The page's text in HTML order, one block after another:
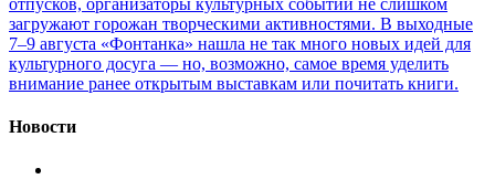
загружают горожан творческими активностями. В выходные
7–9 августа «Фонтанка» нашла не так много новых идей для
культурного досуга — но, возможно, самое время уделить
внимание ранее открытым выставкам или почитать книги.
Новости